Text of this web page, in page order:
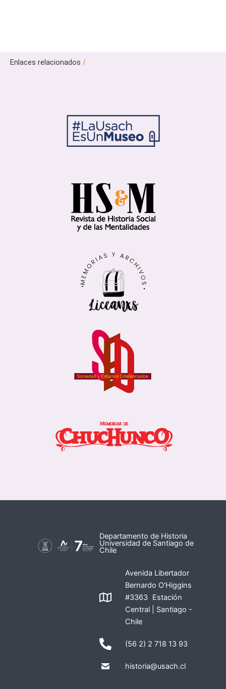
Enlaces relacionados /
Departamento de Historia
Universidad de Santiago de
Chile
Avenida Libertador
Bernardo O'Higgins
#3363 Estación
Central | Santiago -
Chile
(56 2) 2 718 13 93
historia@usach.cl